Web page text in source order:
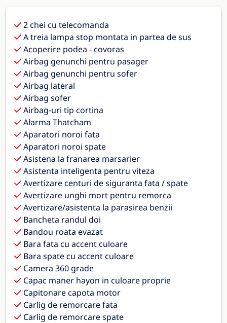
2 chei cu telecomanda
A treia lampa stop montata in partea de sus
Acoperire podea - covoras
Airbag genunchi pentru pasager
Airbag genunchi pentru sofer
Airbag lateral
Airbag sofer
Airbag-uri tip cortina
Alarma Thatcham
Aparatori noroi fata
Aparatori noroi spate
Asistena la franarea marsarier
Asistenta inteligenta pentru viteza
Avertizare centuri de siguranta fata / spate
Avertizare unghi mort pentru remorca
Avertizare/asistenta la parasirea benzii
Bancheta randul doi
Bandou roata evazat
Bara fata cu accent culoare
Bara spate cu accent culoare
Camera 360 grade
Capac maner hayon in culoare proprie
Capitonare capota motor
Carlig de remorcare fata
Carlig de remorcare spate